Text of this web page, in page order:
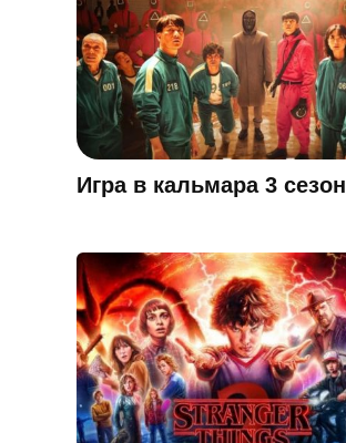
Игра в кальмара 3 сезон